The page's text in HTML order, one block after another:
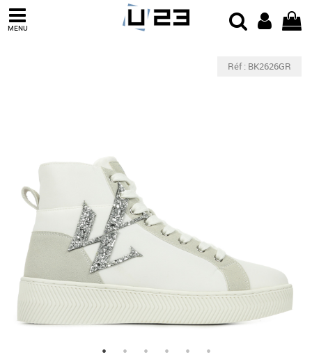
MENU
Réf : BK2626GR